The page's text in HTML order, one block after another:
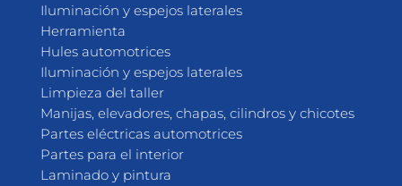
Iluminación y espejos laterales
Herramienta
Hules automotrices
Iluminación y espejos laterales
Limpieza del taller
Manijas, elevadores, chapas, cilindros y chicotes
Partes eléctricas automotrices
Partes para el interior
Laminado y pintura